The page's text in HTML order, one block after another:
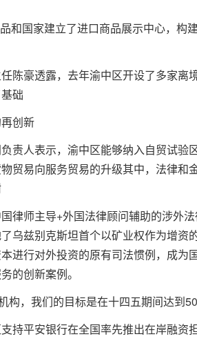
和国家建立了进口商品展示中心，构
陈豪透露，去年渝中区开设了多家离
础
创新
责人表示，渝中区能够纳入自贸试验
贸易向服务贸易的升级其中，法律和
律师主导+外国法律顾问辅助的涉外
乌兹别克斯坦首个以矿业权作为增资
进行对外投资的原有司法惯例，成为
的创新案例。
构，我们的目标是在十四五期间达到
持平安银行在全国率先推出在岸融资